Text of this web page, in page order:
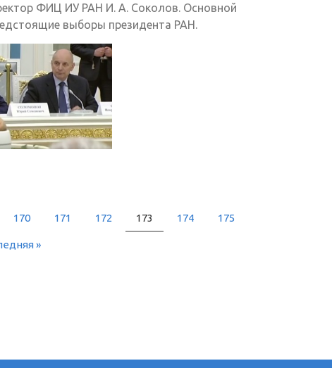
ФИЦ ИУ РАН И. А. Соколов. Основной
выборы президента РАН.
170 171 172 173 174 175
»